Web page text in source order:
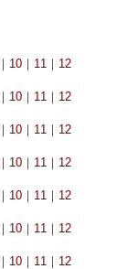
｜ 10 ｜ 11 ｜ 12
｜ 10 ｜ 11 ｜ 12
｜ 10 ｜ 11 ｜ 12
｜ 10 ｜ 11 ｜ 12
｜ 10 ｜ 11 ｜ 12
｜ 10 ｜ 11 ｜ 12
｜ 10 ｜ 11 ｜ 12